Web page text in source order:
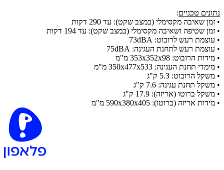
נתונים טכניים:
• זמן שאיבה מקסימלי (במצב שקט): עד 290 דקות
• זמן שטיפה ושאיבה מקסימלי (במצב שקט): עד 194 דקות
• עוצמת רעש לרובוט: 73dBA
• עוצמת רעש לתחנת העגינה: 75dBA
• מידות הרובוט: 353x352x98 מ"מ
• מימדי תחנת העגינה: 350x477x533 מ"מ
• משקל הרובוט: 5.3 ק"ג
• משקל תחנת עגינה: 7.6 ק"ג
• משקל ברוטו (אריזה): 17.9 ק"ג
• מידות אריזה (ברוטו): 590x380x405 מ"מ